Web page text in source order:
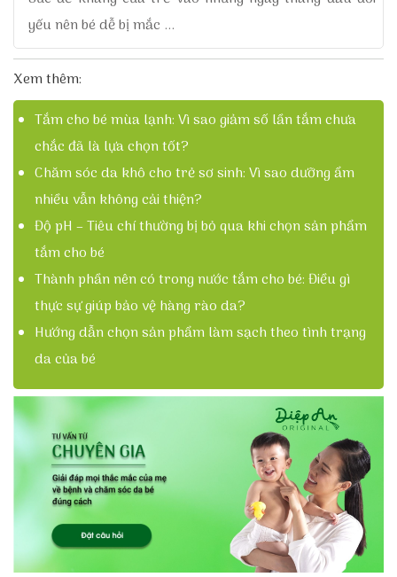
yếu nên bé dễ bị mắc ...
Xem thêm:
Tắm cho bé mùa lạnh: Vì sao giảm số lần tắm chưa
chắc đã là lựa chọn tốt?
Chăm sóc da khô cho trẻ sơ sinh: Vì sao dưỡng ẩm
nhiều vẫn không cải thiện?
Độ pH – Tiêu chí thường bị bỏ qua khi chọn sản phẩm
tắm cho bé
Thành phần nên có trong nước tắm cho bé: Điều gì
thực sự giúp bảo vệ hàng rào da?
Hướng dẫn chọn sản phẩm làm sạch theo tình trạng
da của bé